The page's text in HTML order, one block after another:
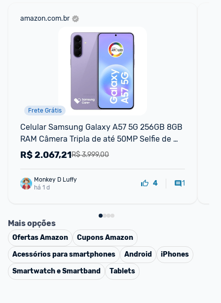
amazon.com.br
Frete Grátis
Celular Samsung Galaxy A57 5G 256GB 8GB
RAM Câmera Tripla de até 50MP Selfie de
12MP Tela Super AMOLED 6.7" NFC
R$ 3.999,00
R$2.067,21
Monkey D Luffy
há 1 d
4 1
Mais opções
OfertasAmazon CuponsAmazon
Acessórios para smartphones
Android
iPhones
Smartwatch e Smartband
Tablets